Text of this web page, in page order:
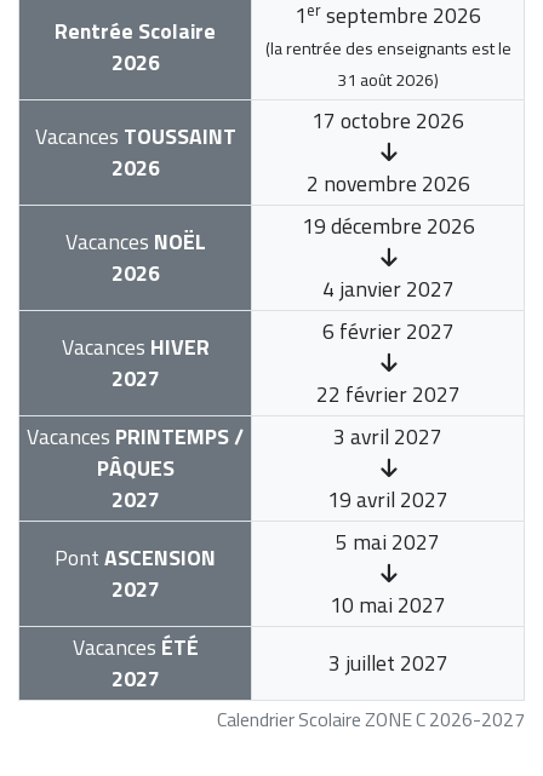
Calendrier Scolaire ZONE C 2026-2027
Rentrée Scolaire
2026
1 er septembre 2026
(la rentrée des enseignants est le
31 août 2026)
Vacances TOUSSAINT
2026
17 octobre 2026
2 novembre 2026
Vacances NOËL
2026
19 décembre 2026
4 janvier 2027
Vacances HIVER
2027
6 février 2027
22 février 2027
Vacances PRINTEMPS /
PÂQUES
2027
3 avril 2027
19 avril 2027
PontASCENSION
2027
5 mai 2027
10 mai 2027
Vacances ÉTÉ
2027
3 juillet 2027